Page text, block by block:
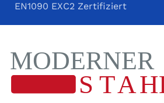
EN1090 EXC2 Zertifiziert